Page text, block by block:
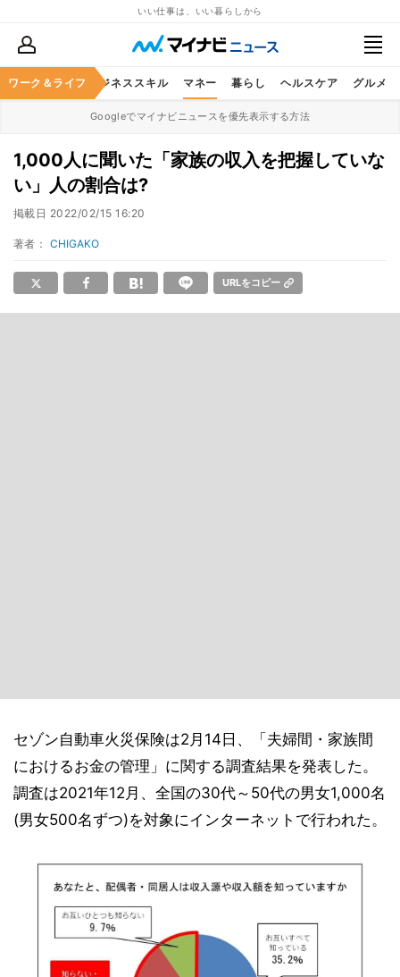
いい仕事は、いい暮らしから
ワーク＆ライフ
キャリア ビジネススキル マネー 暮らし ヘルスケア グルメ
Googleでマイナビニュースを優先表示する方法
1,000人に聞いた「家族の収入を把握していな
い」人の割合は?
掲載日 2022/02/15 16:20
著者： CHIGAKO
URLをコピー
セゾン自動車火災保険は2月14日、「夫婦間・家族間
におけるお金の管理」に関する調査結果を発表した。
調査は2021年12月、全国の30代～50代の男女1,000名
(男女500名ずつ)を対象にインターネットで行われた。